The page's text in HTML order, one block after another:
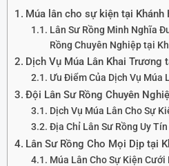
Múa lân cho sự kiện tại Khánh
Lân Sư Rồng Minh Nghĩa
Rồng Chuyên Nghiệp tại
Dịch Vụ Múa Lân Khai Trương
Ưu Điểm Của Dịch Vụ Múa
Đội Lân Sư Rồng Chuyên
Dịch Vụ Múa Lân Cho Sự
Địa Chỉ Lân Sư Rồng Uy
Lân Sư Rồng Cho Mọi Dịp tại
Múa Lân Cho Sự Kiện Cưới